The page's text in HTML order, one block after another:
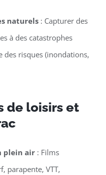
naturels: Capturer des
à des catastrophes
des risques (inondations,
de loisirs et
plein air: Films
parapente, VTT,